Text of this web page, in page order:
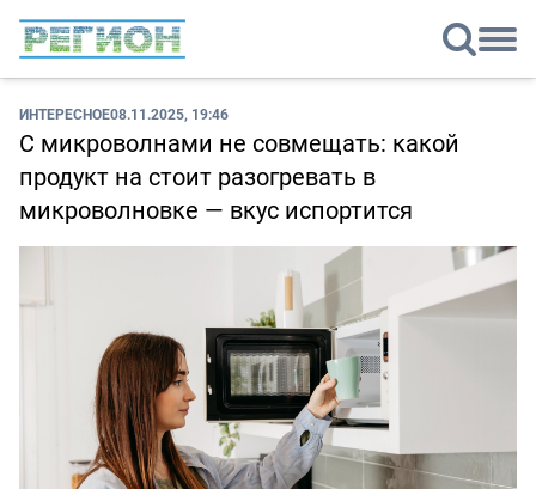
ИНТЕРЕСНОЕ08.11.2025, 19:46
С микроволнами не совмещать: какой
продукт на стоит разогревать в
микроволновке — вкус испортится